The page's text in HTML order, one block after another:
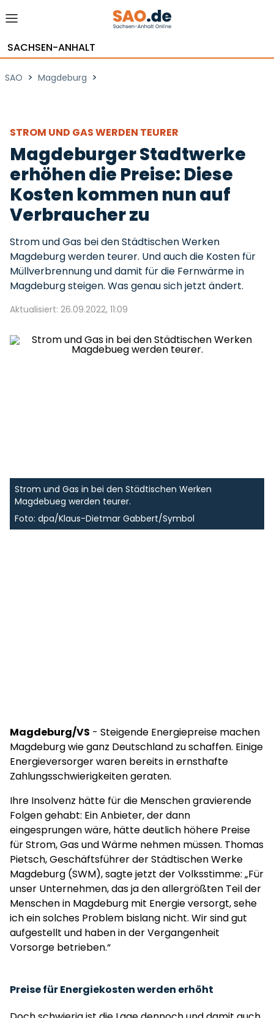
SACHSEN-ANHALT
SAO > Magdeburg >
STROM UND GAS WERDEN TEURER
Magdeburger Stadtwerke
erhöhen die Preise: Diese
Kosten kommen nun auf
Verbraucher zu
Strom und Gas bei den Städtischen Werken
Magdeburg werden teurer. Und auch die Kosten für
Müllverbrennung und damit für die Fernwärme in
Magdeburg steigen. Was genau sich jetzt ändert.
Aktualisiert: 26.09.2022, 11:09
Strom und Gas in bei den Städtischen Werken
Magdebueg werden teurer.
Foto: dpa/Klaus-Dietmar Gabbert/Symbol
Magdeburg/VS - Steigende Energiepreise machen
Magdeburg wie ganz Deutschland zu schaffen. Einige
Energieversorger waren bereits in ernsthafte
Zahlungsschwierigkeiten geraten.
Ihre Insolvenz hätte für die Menschen gravierende
Folgen gehabt: Ein Anbieter, der dann
eingesprungen wäre, hätte deutlich höhere Preise
für Strom, Gas und Wärme nehmen müssen. Thomas
Pietsch, Geschäftsführer der Städtischen Werke
Magdeburg (SWM), sagte jetzt der Volksstimme: „Für
unser Unternehmen, das ja den allergrößten Teil der
Menschen in Magdeburg mit Energie versorgt, sehe
ich ein solches Problem bislang nicht. Wir sind gut
aufgestellt und haben in der Vergangenheit
Vorsorge betrieben.“
Preise für Energiekosten werden erhöht